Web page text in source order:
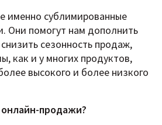
именно сублимированные
Они помогут нам дополнить
сезонность продаж,
как и у многих продуктов,
высокого и более низкого
продажи?